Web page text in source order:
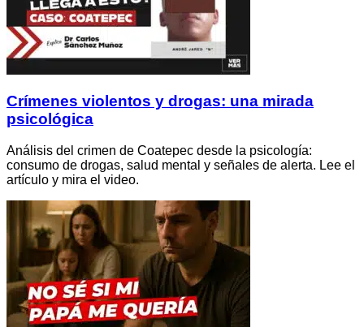
Crímenes violentos y drogas: una mirada
psicológica
Análisis del crimen de Coatepec desde la psicología:
consumo de drogas, salud mental y señales de alerta. Lee el
artículo y mira el video.